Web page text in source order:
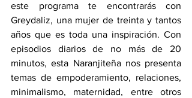
este programa te encontrarás con
Greydaliz, una mujer de treinta y tantos
años que es toda una inspiración. Con
episodios diarios de no más de 20
minutos, esta Naranjiteña nos presenta
temas de empoderamiento, relaciones,
minimalismo, maternidad, entre otros